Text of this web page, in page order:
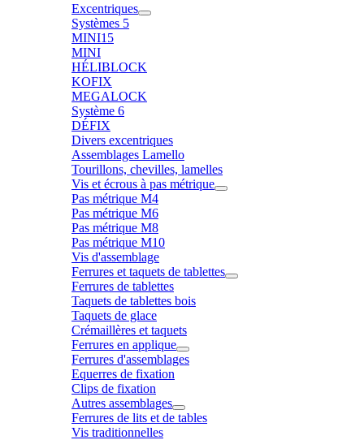
Excentriques
Systèmes 5
MINI15
MINI
HÉLIBLOCK
KOFIX
MEGALOCK
Système 6
DÉFIX
Divers excentriques
Assemblages Lamello
Tourillons, chevilles, lamelles
Vis et écrous à pas métrique
Pas métrique M4
Pas métrique M6
Pas métrique M8
Pas métrique M10
Vis d'assemblage
Ferrures et taquets de tablettes
Ferrures de tablettes
Taquets de tablettes bois
Taquets de glace
Crémaillères et taquets
Ferrures en applique
Ferrures d'assemblages
Equerres de fixation
Clips de fixation
Autres assemblages
Ferrures de lits et de tables
Vis traditionnelles